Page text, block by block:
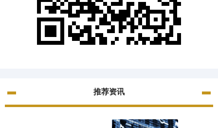
推荐资讯